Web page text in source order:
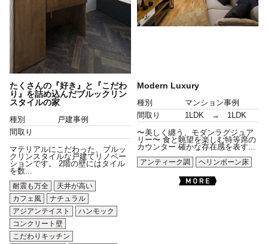
たくさんの『好き』と『こだわ
り』を詰め込んだブルックリン
スタイルの家
種別
戸建事例
間取り
マテリアルにこだわった、ブルッ
クリンスタイルな戸建てリノベー
ションです。 2階の壁にはタイル
を数...
耐震も万全
天井が高い
カフェ風
ナチュラル
アジアンテイスト
ハンモック
コンクリート壁
こだわりキッチン
Modern Luxury
種別
マンション事例
間取り
1LDK → 1LDK
〜美しく纏う、モダンラグジュア
リー〜 食と眺望を楽しむ特等席の
カウンター 確かな存在感を表す...
アンティーク調
ヘリンボーン床